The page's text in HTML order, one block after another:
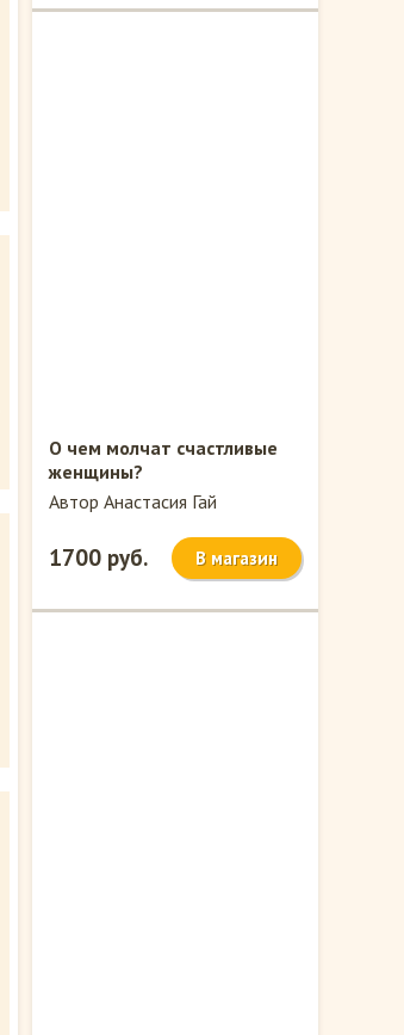
О чем молчат счастливые
женщины?
Автор Анастасия Гай
1700 руб. В магазин